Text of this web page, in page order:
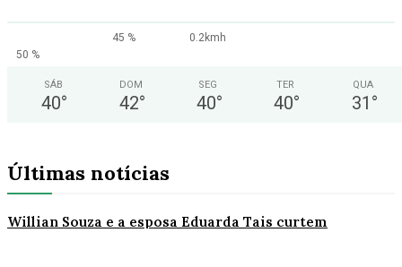
45 %
0.2kmh
50 %
SÁB
40°
DOM
42°
SEG
40°
TER
40°
QUA
31 °
Últimas notícias
Willian Souza e a esposa Eduarda Tais curtem